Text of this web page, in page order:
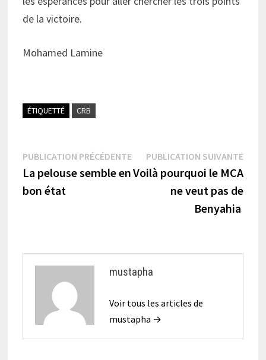
de la victoire.
Mohamed Lamine
ÉTIQUETTÉ CRB
Navigation
de
PUBLICATION PRÉCÉDENTEPublication
précédente :
La pelouse semble en
bon état
PUBLICATION SUIVANTE
Voilà pourquoi le MCA
ne veut pas de
Benyahia
mustapha
Voir tous les articles de
mustapha →